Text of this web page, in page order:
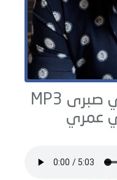
صبرى MP3
عمري